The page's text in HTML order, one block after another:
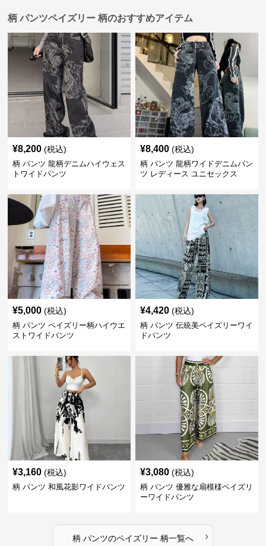
柄 パンツペイズリー 柄のおすすめアイテム
¥8,200 (税込)
柄 パンツ 龍柄デニムハイウェス
トワイドパンツ
¥8,400 (税込)
柄 パンツ 龍柄ワイドデニムパン
ツ レディース ユニセックス
¥5,000 (税込)
柄 パンツ ペイズリー柄ハイウエ
ストワイドパンツ
¥4,420 (税込)
柄 パンツ 伝統美ペイズリーワイ
ドパンツ
¥3,160 (税込)
柄 パンツ 和風花影ワイドパンツ
¥3,080 (税込)
柄 パンツ 優雅な扇模様ペイズリ
ーワイドパンツ
柄 パンツのペイズリー 柄一覧へ ›